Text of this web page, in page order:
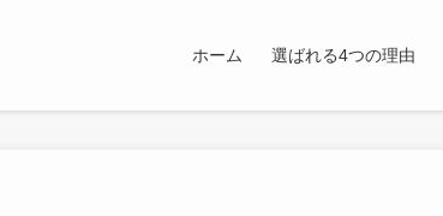
ホーム 選ばれる4つの理由